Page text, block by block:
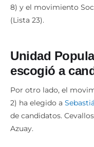
8) y el movimiento
(Lista 23).
Unidad
escogió a
Por otro lado, el
2) ha elegido a
de candidatos.
Azuay.